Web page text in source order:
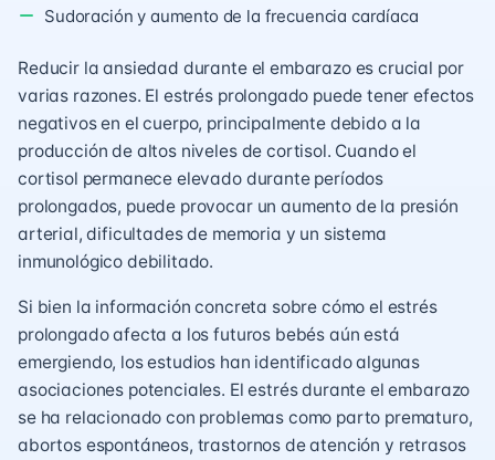
Sudoración y aumento de la frecuencia cardíaca
Reducir la ansiedad durante el embarazo es crucial por
varias razones. El estrés prolongado puede tener efectos
negativos en el cuerpo, principalmente debido a la
producción de altos niveles de cortisol. Cuando el
cortisol permanece elevado durante períodos
prolongados, puede provocar un aumento de la presión
arterial, dificultades de memoria y un sistema
inmunológico debilitado.
Si bien la información concreta sobre cómo el estrés
prolongado afecta a los futuros bebés aún está
emergiendo, los estudios han identificado algunas
asociaciones potenciales. El estrés durante el embarazo
se ha relacionado con problemas como parto prematuro,
abortos espontáneos, trastornos de atención y retrasos